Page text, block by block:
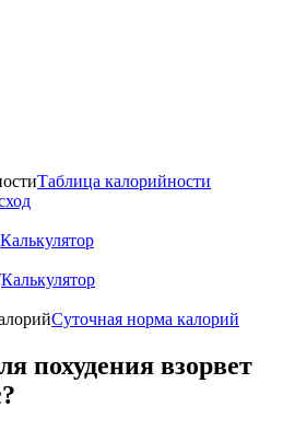
Таблица калорийности
Калькулятор
Калькулятор
Суточная норма калорий
похудения взорвет